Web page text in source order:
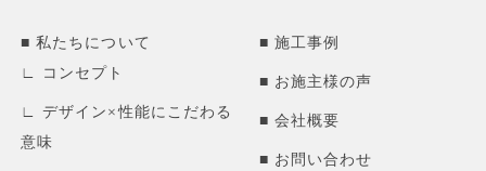
私たちについて
コンセプト
デザイン×性能にこだわる
意味
施工事例
お施主様の声
会社概要
お問い合わせ